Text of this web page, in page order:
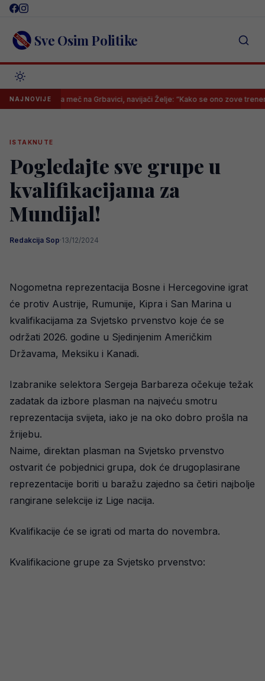
Skip
content Sve Osim Politike
NAJNOVIJE
za meč na Grbavici, navijači Želje: “Kako se ono zove trener, da
ISTAKNUTE
Pogledajte sve grupe u
kvalifikacijama za
Mundijal!
Redakcija Sop·13/12/2024
Nogometna reprezentacija Bosne i Hercegovine igrat
će protiv Austrije, Rumunije, Kipra i San Marina u
kvalifikacijama za Svjetsko prvenstvo koje će se
održati 2026. godine u Sjedinjenim Američkim
Državama, Meksiku i Kanadi.
Izabranike selektora Sergeja Barbareza očekuje težak
zadatak da izbore plasman na najveću smotru
reprezentacija svijeta, iako je na oko dobro prošla na
žrijebu.
Naime, direktan plasman na Svjetsko prvenstvo
ostvarit će pobjednici grupa, dok će drugoplasirane
reprezentacije boriti u baražu zajedno sa četiri najbolje
rangirane selekcije iz Lige nacija.
Kvalifikacije će se igrati od marta do novembra.
Kvalifikacione grupe za Svjetsko prvenstvo: